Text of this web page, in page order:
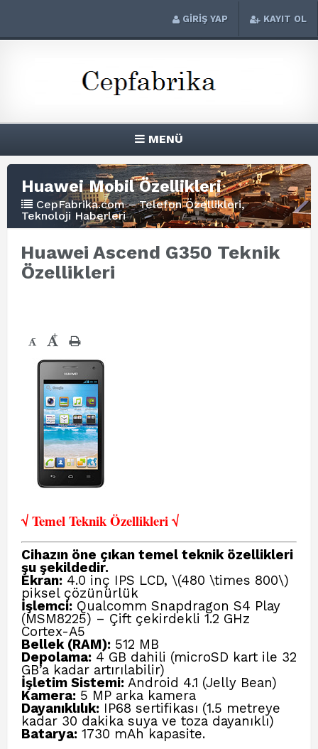
GİRİŞ YAP KAYIT OL
MENÜ
Huawei Mobil Özellikleri
CepFabrika.com – Telefon Özellikleri,
Teknoloji Haberleri
Huawei Ascend G350 Teknik
Özellikleri
- +
√ Temel Teknik Özellikleri √
Cihazın öne çıkan temel teknik özellikleri
şu şekildedir.
Ekran: 4.0 inç IPS LCD, \(480 \times 800\)
piksel çözünürlük
İşlemci: Qualcomm Snapdragon S4 Play
(MSM8225) – Çift çekirdekli 1.2 GHz
Cortex-A5
Bellek (RAM): 512 MB
Depolama: 4 GB dahili (microSD kart ile 32
GB’a kadar artırılabilir)
İşletim Sistemi: Android 4.1 (Jelly Bean)
Kamera: 5 MP arka kamera
Dayanıklılık: IP68 sertifikası (1.5 metreye
kadar 30 dakika suya ve toza dayanıklı)
Batarya: 1730 mAh kapasite.